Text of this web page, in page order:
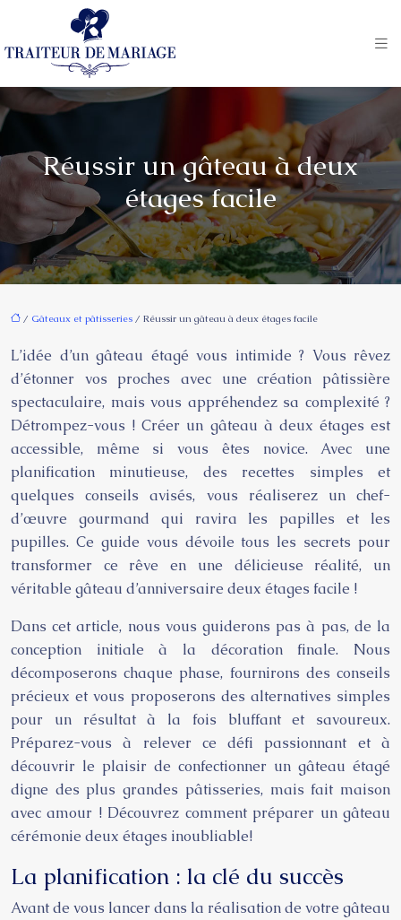
Réussir un gâteau à deux
étages facile
/ Gâteaux et pâtisseries / Réussir un gâteau à deux étages facile
L’idée d’un gâteau étagé vous intimide ? Vous rêvez
d’étonner vos proches avec une création pâtissière
spectaculaire, mais vous appréhendez sa complexité ?
Détrompez-vous ! Créer un gâteau à deux étages est
accessible, même si vous êtes novice. Avec une
planification minutieuse, des recettes simples et
quelques conseils avisés, vous réaliserez un chef-
d’œuvre gourmand qui ravira les papilles et les
pupilles. Ce guide vous dévoile tous les secrets pour
transformer ce rêve en une délicieuse réalité, un
véritable gâteau d’anniversaire deux étages facile !
Dans cet article, nous vous guiderons pas à pas, de la
conception initiale à la décoration finale. Nous
décomposerons chaque phase, fournirons des conseils
précieux et vous proposerons des alternatives simples
pour un résultat à la fois bluffant et savoureux.
Préparez-vous à relever ce défi passionnant et à
découvrir le plaisir de confectionner un gâteau étagé
digne des plus grandes pâtisseries, mais fait maison
avec amour ! Découvrez comment préparer un gâteau
cérémonie deux étages inoubliable!
La planification : la clé du succès
Avant de vous lancer dans la réalisation de votre gâteau